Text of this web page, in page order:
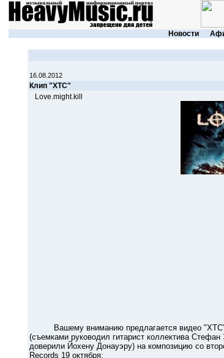
Новости
16.08.2012
Клип "XTC"
Love.might.kill
Вашему вниманию предлагается видео "XTC"
(съемками руководил гитарист коллектива
доверили Йохену Донауэру) на композицию со
Records 19 октября: